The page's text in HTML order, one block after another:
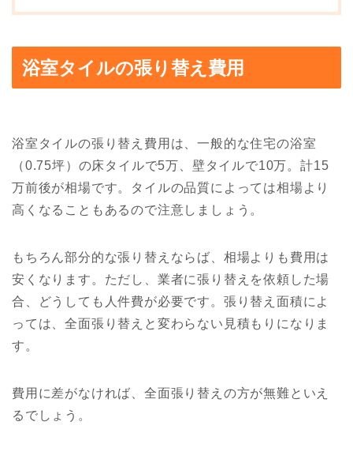
浴室タイルの張り替え費用
浴室タイルの張り替え費用は、一般的な住宅の浴室
（0.75坪）の床タイルで5万、壁タイルで10万。計15
万前後が相場です。タイルの品質によっては相場より
高くなることもあるので注意しましょう。
もちろん部分的な張り替えならば、相場よりも費用は
安くなります。ただし、業者に張り替えを依頼した場
合、どうしても人件費が必要です。張り替え面積によ
っては、全面張り替えと変わらない見積もりになりま
す。
費用に差がなければ、全面張り替えの方が無難といえ
るでしょう。